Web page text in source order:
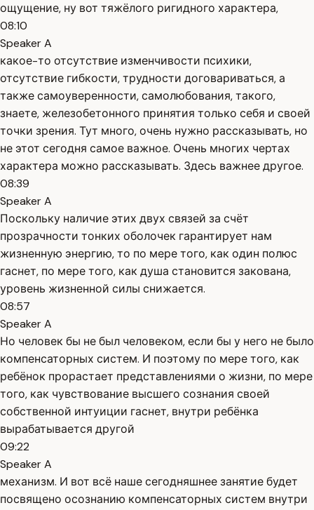
ощущение, ну вот тяжёлого ригидного характера,
08:10
Speaker A
какое-то отсутствие изменчивости психики,
отсутствие гибкости, трудности договариваться, а
также самоуверенности, самолюбования, такого,
знаете, железобетонного принятия только себя и своей
точки зрения. Тут много, очень нужно рассказывать, но
не этот сегодня самое важное. Очень многих чертах
характера можно рассказывать. Здесь важнее другое.
08:39
Speaker A
Поскольку наличие этих двух связей за счёт
прозрачности тонких оболочек гарантирует нам
жизненную энергию, то по мере того, как один полюс
гаснет, по мере того, как душа становится закована,
уровень жизненной силы снижается.
08:57
Speaker A
Но человек бы не был человеком, если бы у него не было
компенсаторных систем. И поэтому по мере того, как
ребёнок прорастает представлениями о жизни, по мере
того, как чувствование высшего сознания своей
собственной интуиции гаснет, внутри ребёнка
вырабатывается другой
09:22
Speaker A
механизм. И вот всё наше сегодняшнее занятие будет
посвящено осознанию компенсаторных систем внутри